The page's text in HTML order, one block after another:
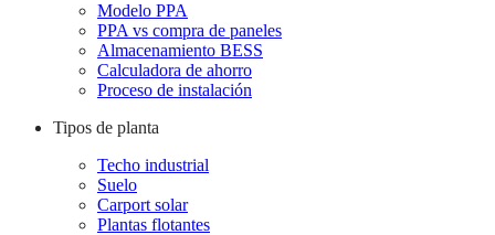
Modelo PPA
PPA vs compra de paneles
Almacenamiento BESS
Calculadora de ahorro
Proceso de instalación
Tipos de planta
Techo industrial
Suelo
Carport solar
Plantas flotantes